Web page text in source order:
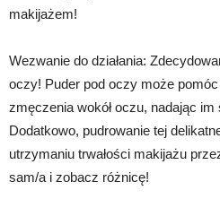
makijażem!
Wezwanie do działania:
oczy! Puder pod oczy może
zmęczenia wokół oczu, nadając
Dodatkowo, pudrowanie tej
utrzymaniu trwałości makijażu
sam/a i zobacz różnicę!